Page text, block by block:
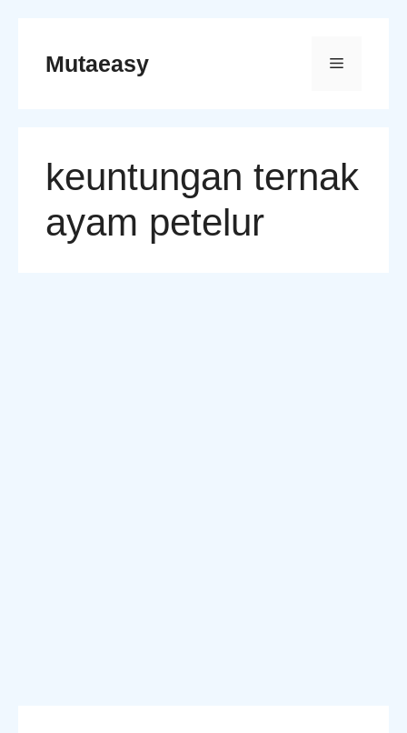
contentMutaeasy Menu
keuntungan ternak
ayam petelur